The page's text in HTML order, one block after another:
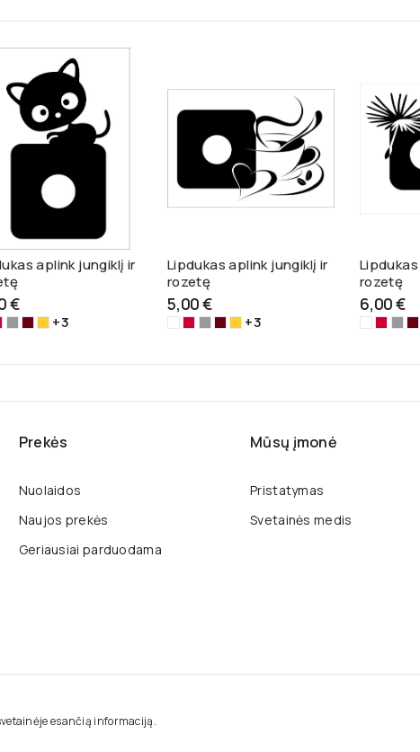
aplink jungiklį ir
€
Sidabrinė-3108
Tamsiai
80
Geltona-
+3
Lipdukas aplink jungiklį ir
rozetę
5,00 €
Balta-
Raudona-
Sidabrinė-3108
Tamsiai
80
Geltona-
+3
rozetę
6,00 €
Balta-
Prekės
Nuolaidos
Naujos prekės
Geriausiai parduodama
Mūsų įmonė
Pristatymas
Svetainės medis
esančią informaciją.